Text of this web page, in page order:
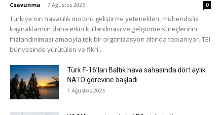
Csavunma - 7 Ağustos 2026 0
Türkiye'nin havacılık motoru geliştirme yetenekleri, mühendislik
kaynaklarının daha etkin kullanılması ve geliştirme süreçlerinin
hızlandırılması amacıyla tek bir organizasyon altında toplanıyor. TEI
bünyesinde yürütülen ve fikri...
Türk F-16’ları Baltık hava sahasında dört aylık
NATO görevine başladı
1 Ağustos 2026